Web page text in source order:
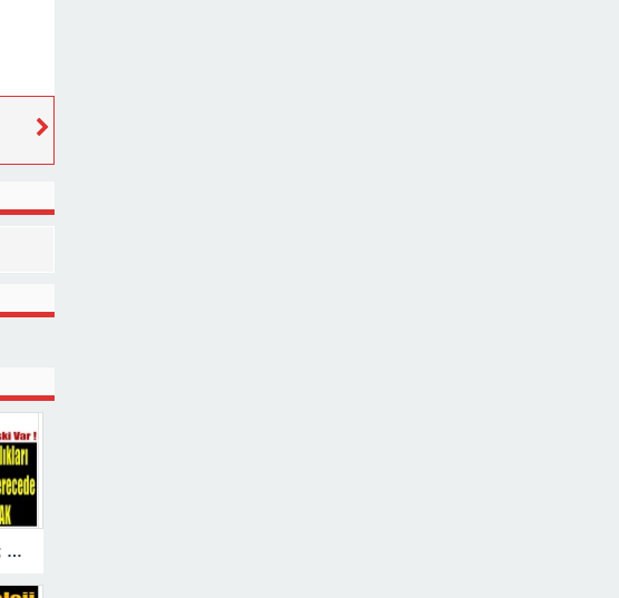
Valilikten Kritik Uyarı ; Hava Sıcaklığı Hissedilir Derecede Azalacak!